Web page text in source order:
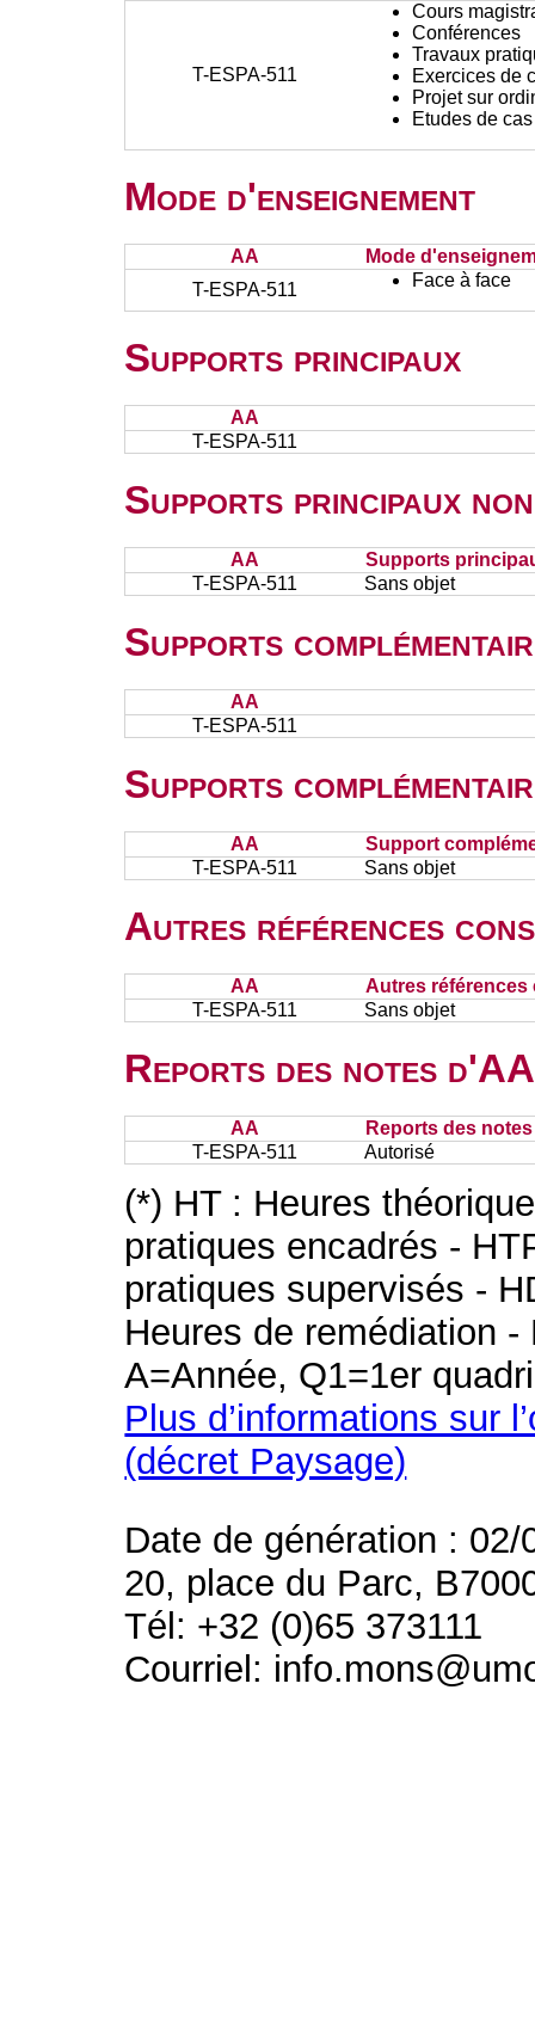
T-ESPA-511
Cours
Conférences
Travaux
Exercices de
Projet sur
Etudes de cas
Mode d'enseignement
AA
Mode
T-ESPA-511
Face à face
Supports principaux
AA
T-ESPA-511
Supports principaux
AA
Supports
T-ESPA-511
Sans objet
Supports
AA
T-ESPA-511
Supports
AA
Support
T-ESPA-511
Sans objet
Autres références
AA
Autres références
T-ESPA-511
Sans objet
Reports des notes
AA
Reports des
T-ESPA-511
Autorisé
(*) HT : Heures
pratiques encadrés -
pratiques supervisés -
Heures de remédiation
A=Année, Q1=1er
Plus d’informations sur
(décret Paysage)
Date de génération : 02/
20, place du Parc,
Tél: +32 (0)65 373111
Courriel: